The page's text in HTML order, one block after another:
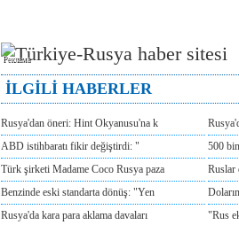
Реклама
İLGİLİ HABERLER
Rusya'dan öneri: Hint Okyanusu'na k
ABD istihbaratı fikir değiştirdi: "
500
Türk şirketi Madame Coco Rusya paza
Ruslar
Benzinde eski standarta dönüş: "Yen
Rusya'da kara para aklama davaları
"Rus